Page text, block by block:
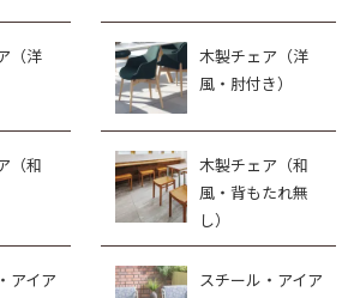
（洋
木製チェア（洋
風・肘付き）
（和
木製チェア（和
風・背もたれ無
し）
アイア
スチール・アイア